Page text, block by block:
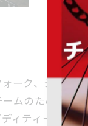
ーク、シート
ムのために確
ィティールに